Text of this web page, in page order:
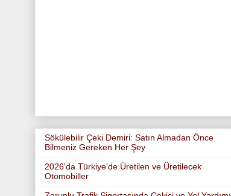
Sökülebilir Çeki Demiri: Satın Almadan Önce
Bilmeniz Gereken Her Şey
2026'da Türkiye'de Üretilen ve Üretilecek
Otomobiller